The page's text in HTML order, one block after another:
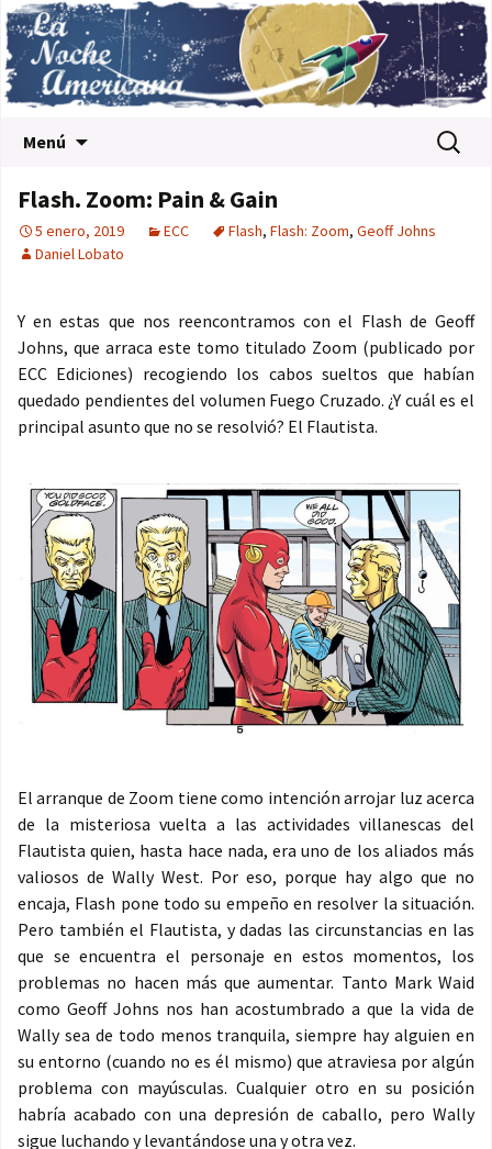
Menú Buscar:
Flash. Zoom: Pain & Gain
5 enero, 2019 ECC Flash, Flash: Zoom, Geoff Johns
Daniel Lobato
Y en estas que nos reencontramos con el Flash de Geoff
Johns, que arraca este tomo titulado Zoom (publicado por
ECC Ediciones) recogiendo los cabos sueltos que habían
quedado pendientes del volumen Fuego Cruzado. ¿Y cuál es el
principal asunto que no se resolvió? El Flautista.
El arranque de Zoom tiene como intención arrojar luz acerca
de la misteriosa vuelta a las actividades villanescas del
Flautista quien, hasta hace nada, era uno de los aliados más
valiosos de Wally West. Por eso, porque hay algo que no
encaja, Flash pone todo su empeño en resolver la situación.
Pero también el Flautista, y dadas las circunstancias en las
que se encuentra el personaje en estos momentos, los
problemas no hacen más que aumentar. Tanto Mark Waid
como Geoff Johns nos han acostumbrado a que la vida de
Wally sea de todo menos tranquila, siempre hay alguien en
su entorno (cuando no es él mismo) que atraviesa por algún
problema con mayúsculas. Cualquier otro en su posición
habría acabado con una depresión de caballo, pero Wally
sigue luchando y levantándose una y otra vez.